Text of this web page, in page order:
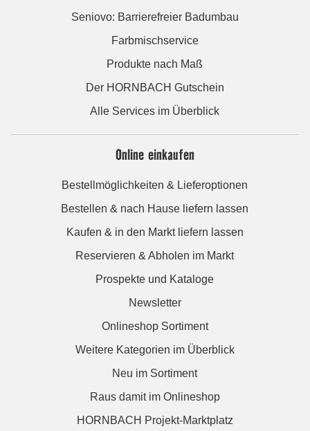
Seniovo: Barrierefreier Badumbau
Farbmischservice
Produkte nach Maß
Der HORNBACH Gutschein
Alle Services im Überblick
Online einkaufen
Bestellmöglichkeiten & Lieferoptionen
Bestellen & nach Hause liefern lassen
Kaufen & in den Markt liefern lassen
Reservieren & Abholen im Markt
Prospekte und Kataloge
Newsletter
Onlineshop Sortiment
Weitere Kategorien im Überblick
Neu im Sortiment
Raus damit im Onlineshop
HORNBACH Projekt-Marktplatz